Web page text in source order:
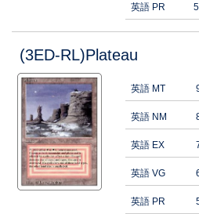
英語 PR
(3ED-RL)Plateau
英語 MT
英語 NM
英語 EX
英語 VG
英語 PR